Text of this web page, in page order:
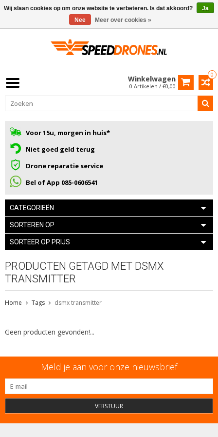
0
Winkelwagen
0 Artikelen / €0,00
Voor 15u, morgen in huis*
Niet goed geld terug
Drone reparatie service
Bel of App 085-0606541
CATEGORIEËN
SORTEREN OP
SORTEER OP PRIJS
PRODUCTEN GETAGD MET DSMX
TRANSMITTER
Home Tags dsmx transmitter
Geen producten gevonden!...
Meld je aan voor onze nieuwsbrief
VERSTUUR
Wij slaan cookies op om onze website te verbeteren. Is dat akkoord?
Ja
Nee
Meer over cookies »